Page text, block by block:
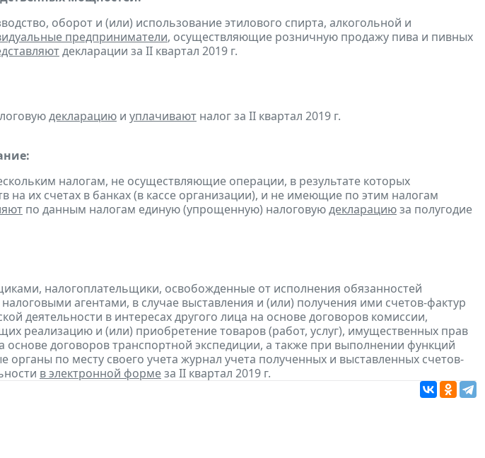
оборот и (или) использование этилового спирта, алкогольной и
предприниматели, осуществляющие розничную продажу пива и пивных
декларации за II квартал 2019 г.
декларацию и уплачивают налог за II квартал 2019 г.
налогам, не осуществляющие операции, в результате которых
на их счетах в банках (в кассе организации), и не имеющие по этим налогам
по данным налогам единую (упрощенную) налоговуюдекларациюза полугодие
налогоплательщики, освобожденные от исполнения обязанностей
агентами, в случае выставления и (или) получения ими счетов-фактур
деятельности в интересах другого лица на основе договоров комиссии,
реализацию и (или) приобретение товаров (работ, услуг), имущественных прав
основе договоров транспортной экспедиции, а также при выполнении функций
органы по месту своего учета журнал учета полученных и выставленных счетов-
в электронной формеза II квартал 2019 г.